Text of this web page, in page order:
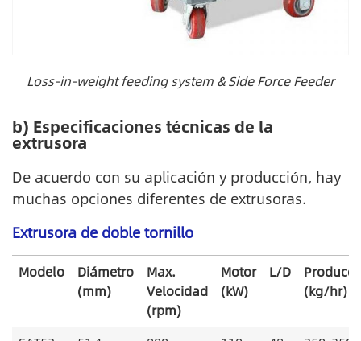
Loss-in-weight feeding system & Side Force Feeder
b) Especificaciones técnicas de la
extrusora
De acuerdo con su aplicación y producción, hay
muchas opciones diferentes de extrusoras.
Extrusora de doble tornillo
Modelo
Diámetro
(mm)
Max.
Velocidad
(rpm)
Motor
(kW)
L/D
(kg/hr)